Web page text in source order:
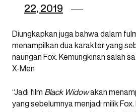
22, 2019
Diungkapkan juga bahwa dalam
menampilkan dua karakter yang
naungan Fox. Kemungkinan salah
X-Men
“Jadi film Black Widowakan
yang sebelumnya menjadi milik